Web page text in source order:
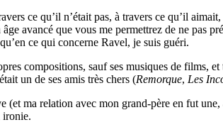
ce qu’il n’était pas, à travers ce qu’il
avancé que vous me permettrez de ne pas
ce qui concerne Ravel, je suis guéri.
compositions, sauf ses musiques de films,
un de ses amis très chers (Remorque, Les
ma relation avec mon grand-père en fut
ironie.